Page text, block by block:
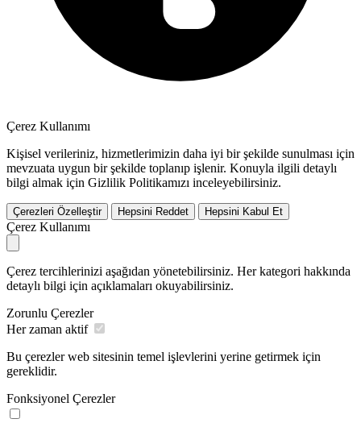
Çerez Kullanımı
Kişisel verileriniz, hizmetlerimizin daha iyi bir şekilde sunulması için
mevzuata uygun bir şekilde toplanıp işlenir. Konuyla ilgili detaylı
bilgi almak için Gizlilik Politikamızı inceleyebilirsiniz.
Çerezleri Özelleştir Hepsini Reddet Hepsini Kabul Et
Çerez Kullanımı
Çerez tercihlerinizi aşağıdan yönetebilirsiniz. Her kategori hakkında
detaylı bilgi için açıklamaları okuyabilirsiniz.
Zorunlu Çerezler
Her zaman aktif
Bu çerezler web sitesinin temel işlevlerini yerine getirmek için
gereklidir.
Fonksiyonel Çerezler